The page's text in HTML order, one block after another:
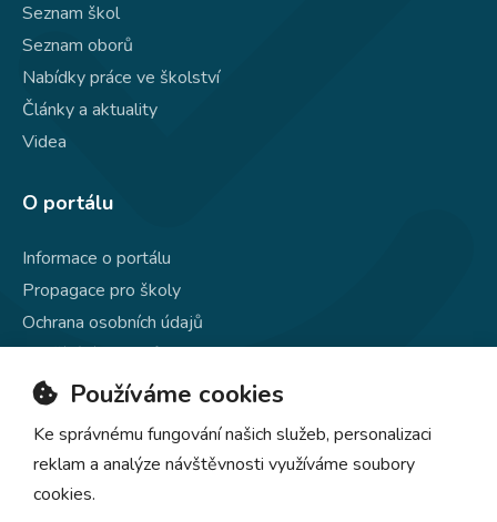
Seznam škol
Seznam oborů
Nabídky práce ve školství
Články a aktuality
Videa
O portálu
Informace o portálu
Propagace pro školy
Ochrana osobních údajů
Používání souborů cookie
KontaktyPoužíváme cookies
Ke správnému fungování našich služeb, personalizaci
reklam a analýze návštěvnosti využíváme soubory
cookies.